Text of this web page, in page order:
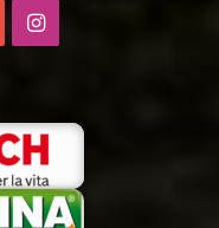
You Instagram